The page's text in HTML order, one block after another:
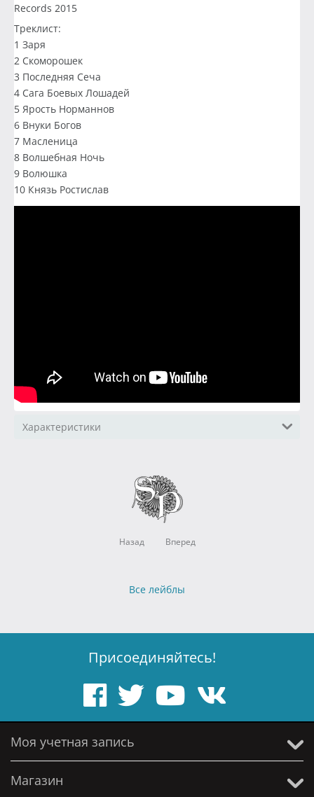
Records 2015
Треклист:
1 Заря
2 Скоморошек
3 Последняя Сеча
4 Сага Боевых Лошадей
5 Ярость Норманнов
6 Внуки Богов
7 Масленица
8 Волшебная Ночь
9 Волюшка
10 Князь Ростислав
Характеристики
Назад Вперед
Все лейблы
Присоединяйтесь!
Моя учетная запись
Магазин